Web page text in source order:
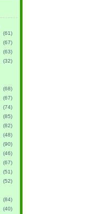
(61)
(67)
(63)
(32)
(68)
(67)
(74)
(85)
(82)
(48)
(90)
(46)
(67)
(51)
(52)
(84)
(40)